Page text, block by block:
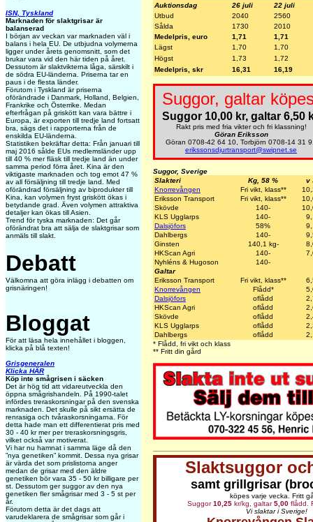
ISN, Tyskland
Marknaden för slaktgrisar är
balanserad
I början av veckan var marknaden väl i
balans i hela EU. De utbjudna volymerna
ligger under årets genomsnitt, som det
brukar vara vid den här tiden på året.
Dessutom är slaktvikterna låga, särskilt i
de södra EU-länderna. Priserna tar en
paus i de flesta länder.
Förutom i Tyskland är priserna
oförändrade i Danmark, Holland, Belgien,
Frankrike och Österrike. Medan
efterfrågan på griskött kan vara bättre i
Europa, är exporten till tredje land fortsatt
bra, sägs det i rapporterna från de
enskilda EU-länderna.
Statistiken bekräftar detta: Från januari till
maj 2016 sålde EUs medlemsländer upp
till 40 % mer fläsk till tredje land än under
samma period förra året. Kina är den
viktigaste marknaden och tog emot 47 %
av all försäljning till tredje land. Med
oförändrad försäljning av biprodukter till
Kina, kan volymen fryst griskött ökas i
betydande grad. Även volymen attraktiva
detaljer kan ökas till Asien.
Trend för tyska marknaden: Det går
oförändrat bra att sälja de slaktgrisar som
anmäls till slakt.
Debatt
Välkomna att göra inlägg i debatten om
grisnäringen!
Bloggat
För att läsa hela innehållet i bloggen,
klicka på blå texten!
Grisgeneralen
Klicka HÄR
Köp inte smågrisen i säcken
Det är hög tid att vidareutveckla den
öppna smågrishandeln. På 1990-talet
infördes treraskorsningar på den svenska
marknaden. Det skulle på sikt ersätta de
renrasiga och tvåraskorsningarna. För
detta hade man ett differentierat pris med
30 - 40 kr mer per treraskorsningsgris,
vilket också var motiverat.
Vi har nu hamnat i samma läge då den
”nya genetiken” kommit. Dessa nya grisar
är värda det som prislistorna anger
medan de grisar med den äldre
genetiken bör vara 35 - 50 kr billigare per
st. Dessutom ger suggor av den nya
genetiken fler smågrisar med 3 - 5 st per
år.
Förutom detta är det dags att
varudeklarera de smågrisar som går i
Auktionsdag 26 juli
22 juli
Utbud
2040
2560
Sålda
1730
2010
Medelpris, euro
1,71
1,71
Lägst
1,70
1,70
Högst
1,73
1,72
Medelpris, skr
16,31 16,19
Suggor, galtar
Suggor 10,00 kr, galtar 6,50
Rakt pris med fria vikter och fri klassning!
Göran Eriksson
Göran 0708-42 64 10, Torbjörn 0708-14 31
erikssonsdjurtransport@swipnet.se
Suggor, Sverige
Slakteri
Kg, 58 %
v
Knorrevången
Fri vikt, klass**
Eriksson Transport
Fri vikt, klass**
Skövde
140-
KLS Ugglarps
140-
Dalsjöfors
58%
Dahlbergs
140-
Ginsten
140,1 kg-
HKScan Agri
140-
Nyhléns & Hugoson
140-
Galtar
Eriksson Transport
Fri vikt, klass**
Knorrevången
Flådd*
Dalsjöfors
oflådd
HKScan Agri
oflådd
Skövde
oflådd
KLS Ugglarps
oflådd
Dahlbergs
oflådd
* Flådd, fri vikt och klass
** Fritt din gård
Slaktsuggor
samt grillgrisar
köpes varje vecka. Fritt
Suggor10,25 kr/kg, galtar5,00 flådd.
Vi slaktar i Sverige!